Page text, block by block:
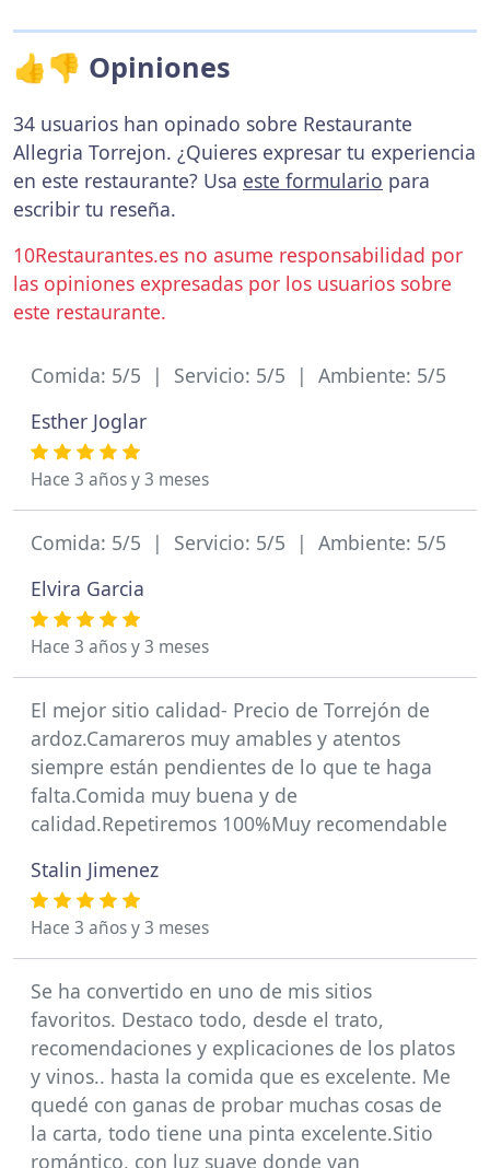
👍👎 Opiniones
34 usuarios han opinado sobre Restaurante
Allegria Torrejon. ¿Quieres expresar tu experiencia
en este restaurante? Usa este formulario para
escribir tu reseña.
10Restaurantes.es no asume responsabilidad por
las opiniones expresadas por los usuarios sobre
este restaurante.
Comida: 5/5 | Servicio: 5/5 | Ambiente: 5/5
Esther Joglar
Hace 3 años y 3 meses
Comida: 5/5 | Servicio: 5/5 | Ambiente: 5/5
Elvira Garcia
Hace 3 años y 3 meses
El mejor sitio calidad- Precio de Torrejón de
ardoz.Camareros muy amables y atentos
siempre están pendientes de lo que te haga
falta.Comida muy buena y de
calidad.Repetiremos 100%Muy recomendable
Stalin Jimenez
Hace 3 años y 3 meses
Se ha convertido en uno de mis sitios
favoritos. Destaco todo, desde el trato,
recomendaciones y explicaciones de los platos
y vinos.. hasta la comida que es excelente. Me
quedé con ganas de probar muchas cosas de
la carta, todo tiene una pinta excelente.Sitio
romántico, con luz suave donde van